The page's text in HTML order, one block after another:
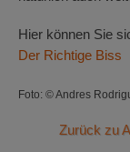
Hier können Sie
Der Richtige Biss
Foto: © Andres
Zurück zu